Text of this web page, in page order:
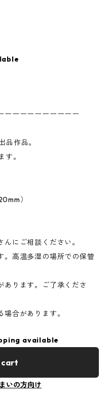
ーーーーーーーーーー
作品。
。
）
にご相談ください。
高温多湿の場所での保管
ります。ご了承くださ
合があります。
available
cart
いの方向け